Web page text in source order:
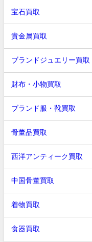
宝石買取
貴金属買取
ブランドジュエリー買取
財布・小物買取
ブランド服・靴買取
骨董品買取
西洋アンティーク買取
中国骨董買取
着物買取
食器買取